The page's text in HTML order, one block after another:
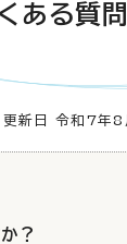
ある質問
新日 令和7年8
？